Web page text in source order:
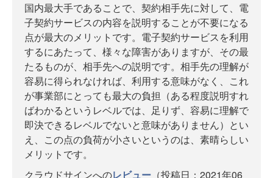
国内最大手であることで、契約相手先に対して、電
子契約サービスの内容を説明することが不要になる
点が最大のメリットです。電子契約サービスを利用
するにあたって、様々な障害がありますが、その最
たるものが、相手先への説明です。相手先の理解が
容易に得られなければ、利用する意味がなく、これ
が事業部にとっても最大の負担（ある程度説明すれ
ばわかるというレベルでは、足りず、容易に理解で
即決できるレベルでないと意味がありません）とい
え、この点の負荷が小さいというのは、素晴らしい
メリットです。
クラウドサインへのレビュー （投稿日：2021年06